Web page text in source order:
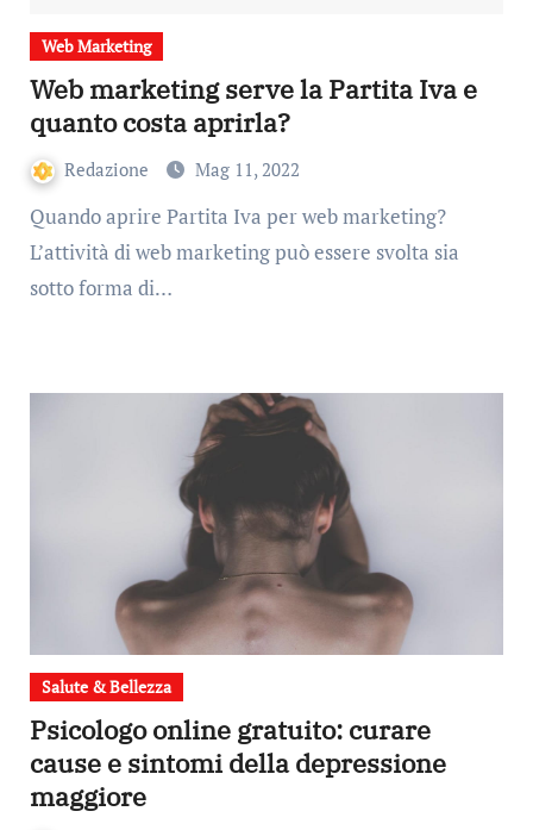
Web Marketing
Web marketing serve la Partita Iva e
quanto costa aprirla?
Redazione Mag 11, 2022
Quando aprire Partita Iva per web marketing?
L’attività di web marketing può essere svolta sia
sotto forma di…
Salute & Bellezza
Psicologo online gratuito: curare
cause e sintomi della depressione
maggiore